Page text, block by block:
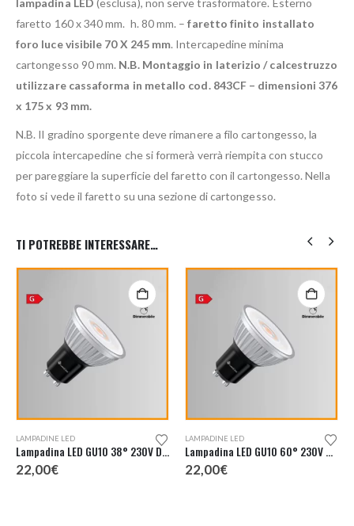
lampadina LED (esclusa), non serve trasformatore. Esterno
faretto 160 x 340 mm. h. 80 mm. – faretto finito installato
foro luce visibile 70 X 245 mm. Intercapedine minima
cartongesso 90 mm. N.B. Montaggio in laterizio / calcestruzzo
utilizzare cassaforma in metallo cod. 843CF – dimensioni 376
x 175 x 93 mm.
N.B. Il gradino sporgente deve rimanere a filo cartongesso, la
piccola intercapedine che si formerà verrà riempita con stucco
per pareggiare la superficie del faretto con il cartongesso. Nella
foto si vede il faretto su una sezione di cartongesso.
TI POTREBBE INTERESSARE…
LAMPADINE LED
Lampadina LED GU10 38° 230V Dimmerabile
22,00€
LAMPADINE LED
Lampadina LED GU10 60° 230V Dimmerabile
22,00€